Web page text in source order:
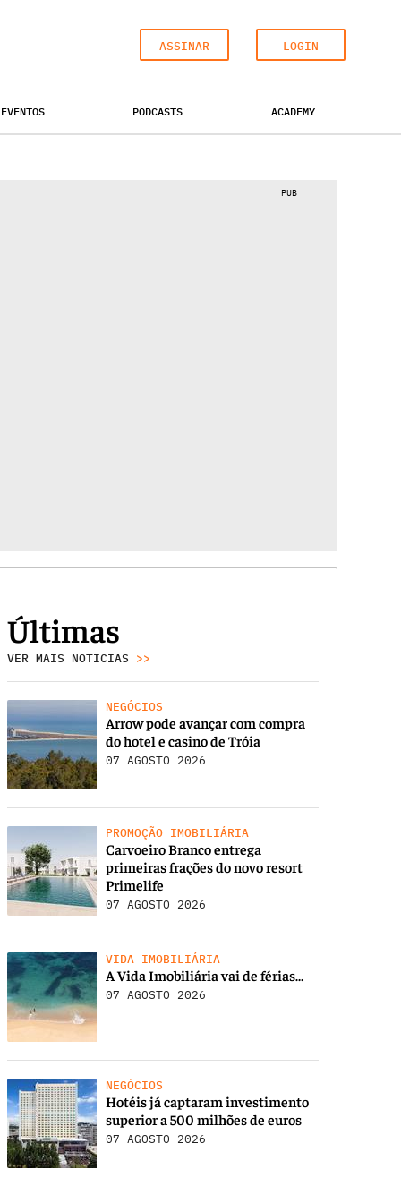
ASSINAR LOGIN
EVENTOS PODCASTS ACADEMY
PUB
Últimas
VER MAIS NOTICIAS >>
NEGÓCIOS
Arrow pode avançar com compra
do hotel e casino de Tróia
07 AGOSTO 2026
PROMOÇÃO IMOBILIÁRIA
Carvoeiro Branco entrega
primeiras frações do novo resort
Primelife
07 AGOSTO 2026
VIDA IMOBILIÁRIA
A Vida Imobiliária vai de férias…
07 AGOSTO 2026
NEGÓCIOS
Hotéis já captaram investimento
superior a 500 milhões de euros
07 AGOSTO 2026